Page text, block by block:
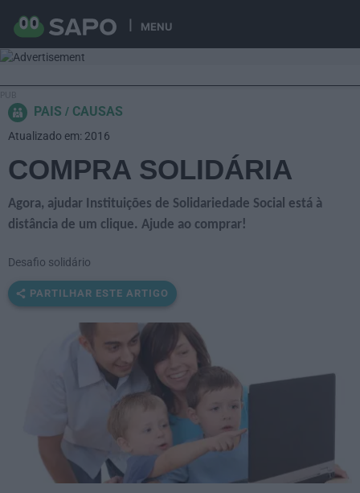
MENU
PAIS CAUSAS
COMPRA SOLIDÁRIA
Agora, ajudar Instituições de Solidariedade Social está à
distância de um clique. Ajude ao comprar!
Desafio solidário
PARTILHAR ESTE ARTIGO
Atualizado em: 2016